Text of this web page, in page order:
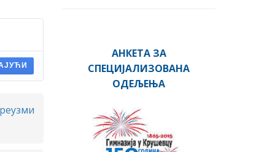
АНКЕТА ЗА
СПЕЦИЈАЛИЗОВАНА
ОДЕЉЕЊА